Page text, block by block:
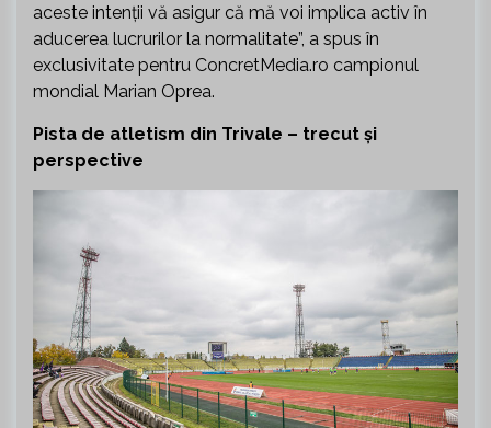
aceste intenții vă asigur că mă voi implica activ în
aducerea lucrurilor la normalitate”, a spus în
exclusivitate pentru ConcretMedia.ro campionul
mondial Marian Oprea.
Pista de atletism din Trivale – trecut și
perspective